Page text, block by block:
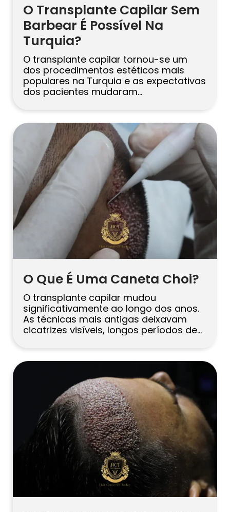
O Transplante Capilar Sem
Barbear É Possível Na
Turquia?
O transplante capilar tornou-se um
dos procedimentos estéticos mais
populares na Turquia e as expectativas
dos pacientes mudaram
No passado, a maioria das pessoas
aceitava que raspar toda a cabeça era
uma parte normal do processo. Hoje,
muitos pacientes desejam uma
experiência mais discreta. Eles querem
voltar à vida social […]
O Que É Uma Caneta Choi?
O transplante capilar mudou
significativamente ao longo dos anos.
As técnicas mais antigas deixavam
cicatrizes visíveis, longos períodos de
naturais. Hoje, os métodos modernos
concentram-se na precisão, conforto,
densidade e direção natural do cabelo.
Uma das ferramentas mais
comentadas nessa área é a caneta
Choi, também conhecida como caneta
implantadora Choi. […]